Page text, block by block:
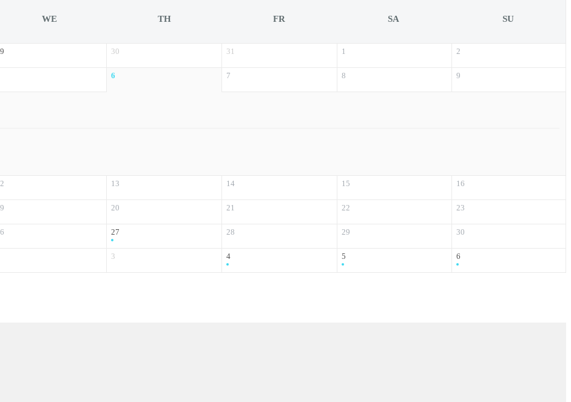
WE TH FR SA SU
30 31 1 2
6 7 8 9
13 14 15 16
20 21 22 23
27 28 29 30
3 4 5 6